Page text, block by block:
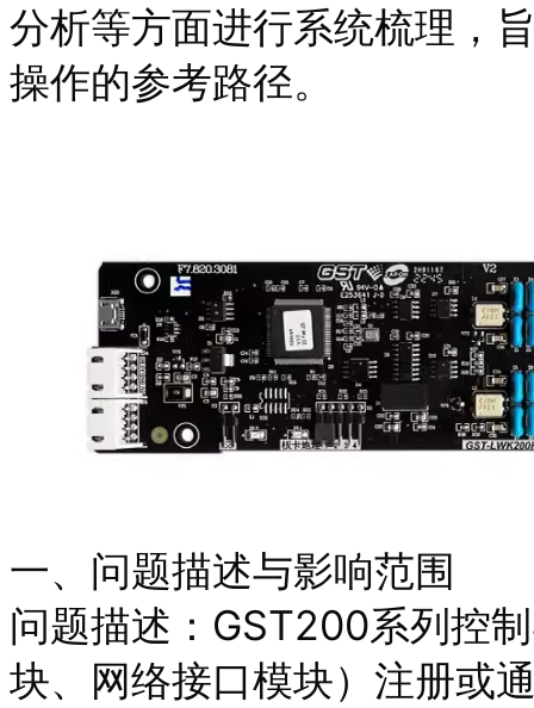
分析等方面进行系统梳理，
操作的参考路径。
一、问题描述与影响范围
问题描述：GST200系列控
块、网络接口模块）注册或